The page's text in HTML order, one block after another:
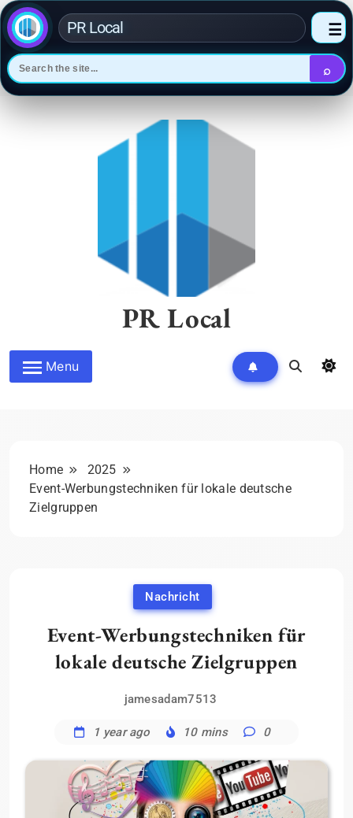
PR Local
⌕
☰
PR Local
Menu
Home
2025
Event-Werbungstechniken für lokale deutsche
Zielgruppen
Nachricht
Event-Werbungstechniken für
lokale deutsche Zielgruppen
jamesadam7513
1 year ago 10 mins 0